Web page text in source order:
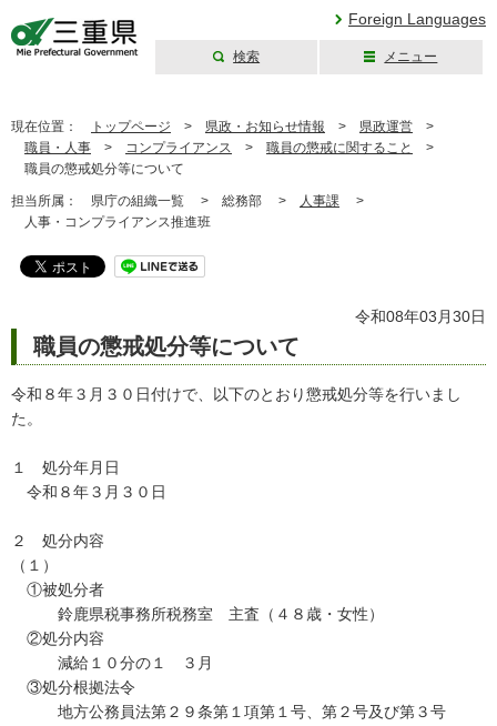
Foreign Languages
検索 メニュー
現在位置： トップページ > 県政・お知らせ情報 > 県政運営 >
職員・人事 > コンプライアンス > 職員の懲戒に関すること
>
職員の懲戒処分等について
担当所属： 県庁の組織一覧 > 総務部 > 人事課 >
人事・コンプライアンス推進班
令和08年03月30日
職員の懲戒処分等について
令和８年３月３０日付けで、以下のとおり懲戒処分等を行いまし
た。
１ 処分年月日
令和８年３月３０日
２ 処分内容
（１）
①被処分者
鈴鹿県税事務所税務室 主査（４８歳・女性）
②処分内容
減給１０分の１ ３月
③処分根拠法令
地方公務員法第２９条第１項第１号、第２号及び第３号